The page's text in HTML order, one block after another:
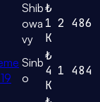
Shib
owa
vy
₺
1
K
2 486
Sinb
o
₺
4
K
1 484